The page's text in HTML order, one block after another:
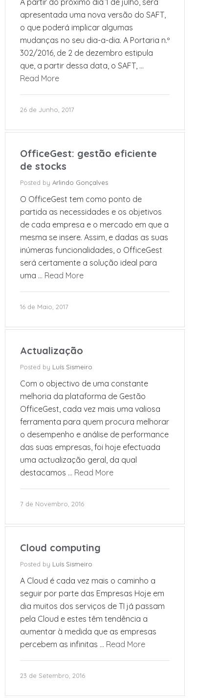
A partir do próximo dia 1 de julho, será
apresentada uma nova versão do SAFT,
o que poderá implicar algumas
mudanças no seu dia-a-dia. A Portaria n.º
302/2016, de 2 de dezembro estipula
que, a partir dessa data, o SAFT, …
Read More
26 de Junho, 2017
OfficeGest: gestão eficiente
de stocks
Posted by Arlindo Gonçalves
O OfficeGest tem como ponto de
partida as necessidades e os objetivos
de cada empresa e o mercado em que a
mesma se insere. Assim, e dadas as suas
inúmeras funcionalidades, o OfficeGest
será certamente a solução ideal para
uma … Read More
16 de Maio, 2017
Actualização
Posted by Luís Sismeiro
Com o objectivo de uma constante
melhoria da plataforma de Gestão
OfficeGest, cada vez mais uma valiosa
ferramenta para quem procura melhorar
o desempenho e análise de performance
das suas empresas, foi hoje efectuada
uma actualização geral, da qual
destacamos … Read More
7 de Novembro, 2016
Cloud computing
Posted by Luís Sismeiro
A Cloud é cada vez mais o caminho a
seguir por parte das Empresas Hoje em
dia muitos dos serviços de TI já passam
pela Cloud e estes têm tendência a
aumentar à medida que as empresas
percebem as infinitas … Read More
23 de Setembro, 2016